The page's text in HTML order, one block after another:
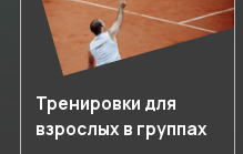
Открыть прайс-лист